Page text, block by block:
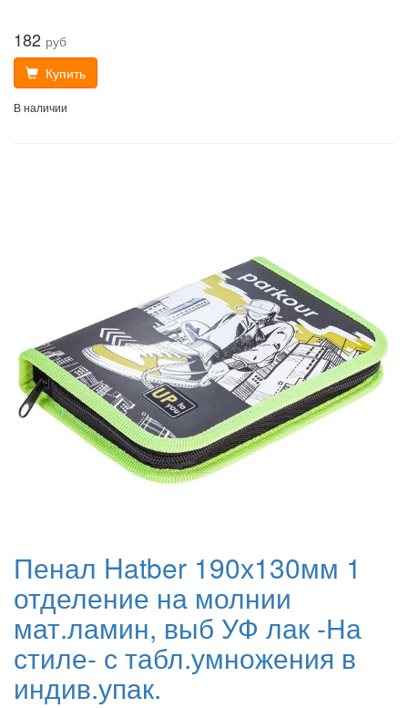
182 руб
Купить
В наличии
Пенал Hatber 190х130мм 1
отделение на молнии
мат.ламин, выб УФ лак -На
стиле- с табл.умножения в
индив.упак.